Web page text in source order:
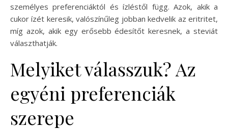
személyes preferenciáktól és ízléstől függ. Azok, akik a
cukor ízét keresik, valószínűleg jobban kedvelik az eritritet,
míg azok, akik egy erősebb édesítőt keresnek, a steviát
választhatják.
Melyiket válasszuk? Az
egyéni preferenciák
szerepe